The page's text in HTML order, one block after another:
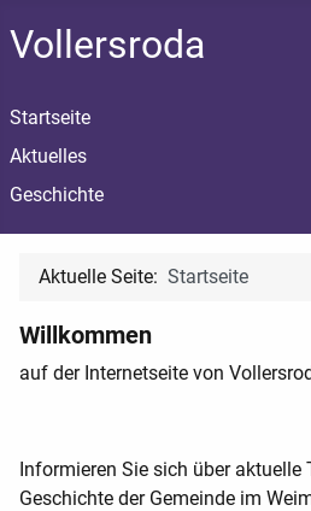
Vollersroda
Startseite
Aktuelles
Geschichte
Aktuelle Seite: Startseite
Willkommen
auf der Internetseite von
Informieren Sie sich über aktuelle
Geschichte der Gemeinde im